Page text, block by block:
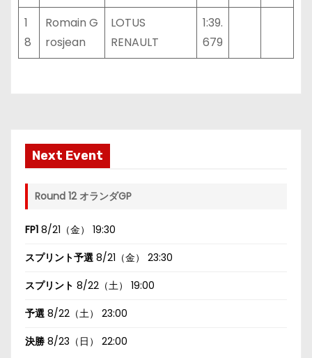
1
8
Romain G
rosjean
LOTUS
RENAULT
1:39.
679
Next Event
Round 12 オランダGP
FP1 8/21（金） 19:30
スプリント予選 8/21（金） 23:30
スプリント 8/22（土） 19:00
予選 8/22（土） 23:00
決勝 8/23（日） 22:00